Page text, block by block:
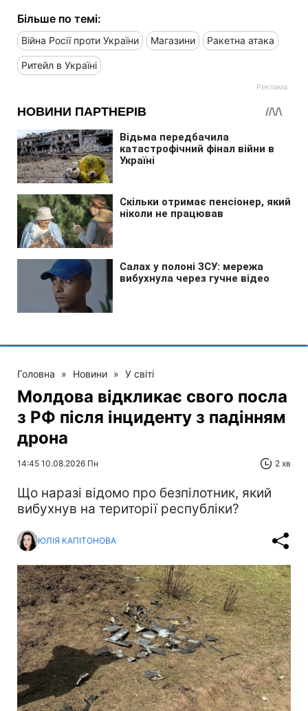
Більше по темі:
Війна Росії проти України Магазини Ракетна атака
Ритейл в Україні
Головна » Новини » У світі
Молдова відкликає свого посла
з РФ після інциденту з падінням
дрона
14:45 10.08.2026 Пн 2 хв
Що наразі відомо про безпілотник, який
вибухнув на території республіки?
ЮЛІЯ КАПІТОНОВА